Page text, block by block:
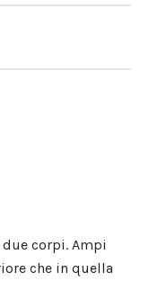
corpi. Ampi
che in quella